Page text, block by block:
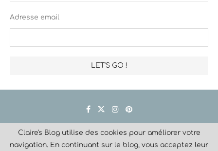
Adresse email
Créé avec
Claire's Blog utilise des cookies pour améliorer votre
navigation. En continuant sur le blog, vous acceptez leur